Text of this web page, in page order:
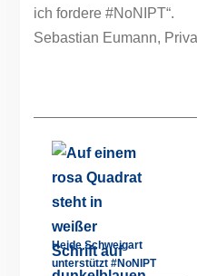
Sebastian Eumann,
Heide Schweigart
unterstützt #NoNIPT